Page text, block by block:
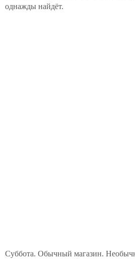
однажды найдёт.
Суббота. Обычный магазин.